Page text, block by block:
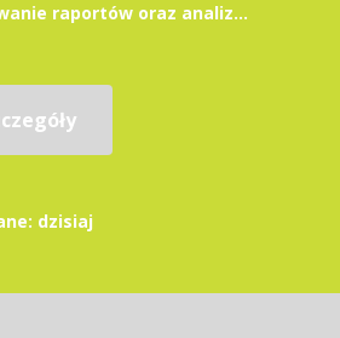
raportów oraz analiz...
dzisiaj